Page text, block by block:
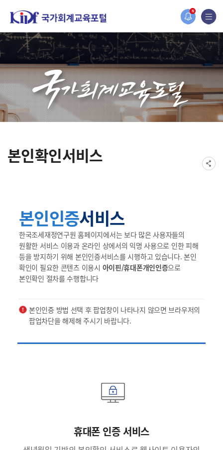
N
홈페이지가 새롭게 개편되었습니다.
한국조세재정연구원홈페이지가 새롭게 개설되었습니다.
본인확인서비스
본인인증서비스
한국조세재정연구원 홈페이지에서는 보다 많은 사용자들의
원활한 서비스 이용과 온라인 상에서의 익명 사용으로 인한 피해
등을 방지하기 위해 본인인증서비스를 시행하고 있습니다. 본인
확인이 필요한 콘텐츠 이용시 아이핀/휴대폰개인인증으로
본인확인 절차를 수행합니다
본인인증 방법 선택 후 팝업창이 나타나지 않으면 브라우저의
팝업차단을 해제해 주시기 바랍니다.
휴대폰 인증 서비스